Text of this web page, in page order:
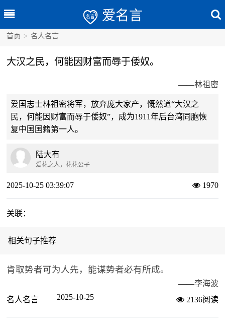
爱名言
首页 > 名人名言
大汉之民，何能因财富而辱于倭奴。
——林祖密
爱国志士林祖密将军，放弃庞大家产，慨然道“大汉之
民，何能因财富而辱于倭奴”，成为1911年后台湾同胞恢
复中国国籍第一人。
陆大有
爱花之人，花花公子
2025-10-25 03:39:07 1970
关联：
相关句子推荐
肯取势者可为人先，能谋势者必有所成。
——李海波
名人名言
2025-10-25 2136阅读